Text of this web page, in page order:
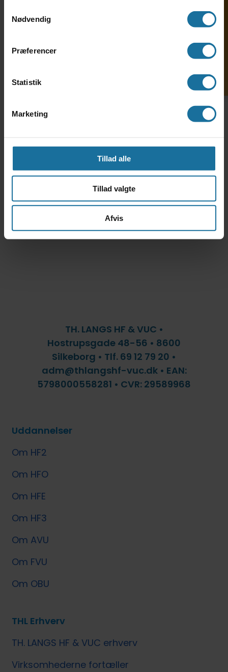
Nødvendig
Præferencer
Statistik
Marketing
Tillad alle
Tillad valgte
Afvis
TH. LANGS HF & VUC •
Hostrupsgade 48-56 • 8600
Silkeborg • Tlf. 69 12 79 20 •
adm@thlangshf-vuc.dk • EAN:
5798000558281 • CVR: 29589968
Uddannelser
Om HF2
Om HFO
Om HFE
Om HF3
Om AVU
Om FVU
Om OBU
THL Erhverv
TH. LANGS HF & VUC erhverv
Virksomhederne fortæller
Søg ind på HF-enkeltfag